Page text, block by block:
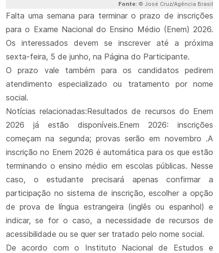
Fonte: © José Cruz/Agência Brasil
Falta uma semana para terminar o prazo de inscrições
para o Exame Nacional do Ensino Médio (Enem) 2026.
Os interessados devem se inscrever até a próxima
sexta-feira, 5 de junho, na Página do Participante.
O prazo vale também para os candidatos pedirem
atendimento especializado ou tratamento por nome
social.
Notícias relacionadas:Resultados de recursos do Enem
2026 já estão disponíveis.Enem 2026: inscrições
começam na segunda; provas serão em novembro .A
inscrição no Enem 2026 é automática para os que estão
terminando o ensino médio em escolas públicas. Nesse
caso, o estudante precisará apenas confirmar a
participação no sistema de inscrição, escolher a opção
de prova de língua estrangeira (inglês ou espanhol) e
indicar, se for o caso, a necessidade de recursos de
acessibilidade ou se quer ser tratado pelo nome social.
De acordo com o Instituto Nacional de Estudos e